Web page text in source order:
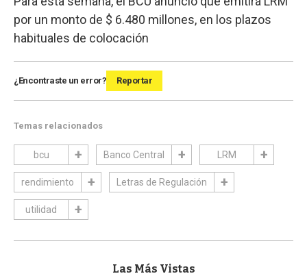
por un monto de $ 6.480 millones, en los plazos
habituales de colocación
¿Encontraste un error? Reportar
Temas relacionados
bcu Banco Central LRM
rendimiento Letras de Regulación
utilidad
Las Más Vistas